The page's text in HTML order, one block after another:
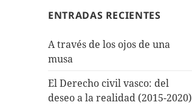
ENTRADAS RECIENTES
A través de los ojos de una
musa
El Derecho civil vasco: del
deseo a la realidad (2015-2020)